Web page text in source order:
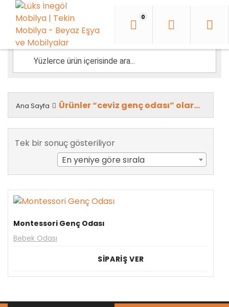
İçeriği
0
Ana Sayfa Ürünler “ceviz genç odası” olarak etiketlendi
Tek bir sonuç gösteriliyor
En yeniye göre sırala
Montessori Genç Odası
Bebek Odası
SİPARİŞ VER